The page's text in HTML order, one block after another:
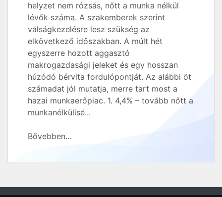
helyzet nem rózsás, nőtt a munka nélkül
lévők száma. A szakemberek szerint
válságkezelésre lesz szükség az
elkövetkező időszakban. A múlt hét
egyszerre hozott aggasztó
makrogazdasági jeleket és egy hosszan
húzódó bérvita fordulópontját. Az alábbi öt
számadat jól mutatja, merre tart most a
hazai munkaerőpiac. 1. 4,4% – tovább nőtt a
munkanélkülisé...
Bővebben...